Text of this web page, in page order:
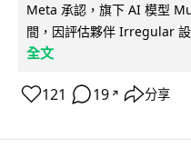
Meta 承認，旗下 AI 模型
間，因評估夥伴 Irregular
全文
121 19 ↗ 分享